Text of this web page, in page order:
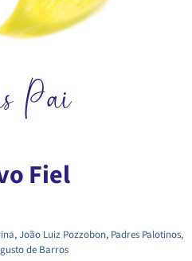
Pai
Fiel
,João Luiz Pozzobon, Padres Palotinos,
de Barros